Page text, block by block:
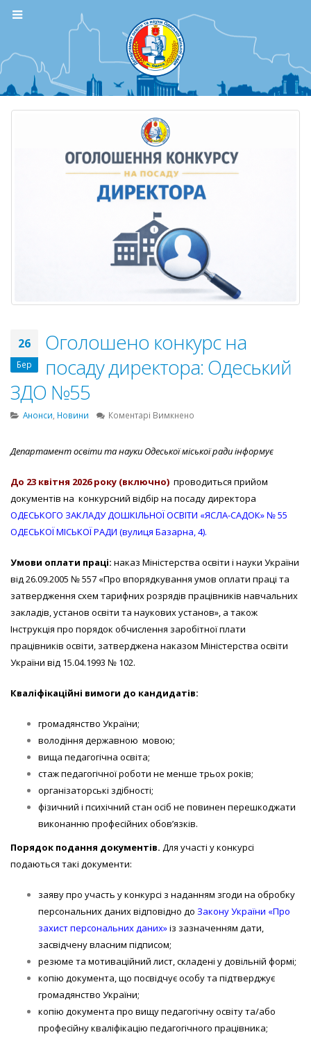
26
Бер
Оголошено конкурс на
посаду директора: Одеський
ЗДО №55
Анонси Новини Коментарі Вимкнено
на
директора:
Одеський
ЗДО
Департамент освіти та науки Одеської міської ради інформує
До 23 квітня 2026року (включно) проводиться прийом
документів на конкурсний відбір на посаду директора
ОДЕСЬКОГО ЗАКЛАДУ ДОШКІЛЬНОЇ ОСВІТИ «ЯСЛА-САДОК» № 55
ОДЕСЬКОЇ МІСЬКОЇ РАДИ (вулиця Базарна, 4).
Умови оплати праці: наказ Міністерства освіти і науки України
від 26.09.2005 № 557 «Про впорядкування умов оплати праці та
затвердження схем тарифних розрядів працівників навчальних
закладів, установ освіти та наукових установ», а також
Інструкція про порядок обчислення заробітної плати
працівників освіти, затверджена наказом Міністерства освіти
України від 15.04.1993 № 102.
Кваліфікаційні вимоги до кандидатів:
громадянство України;
володіння державною мовою;
вища педагогічна освіта;
стаж педагогічної роботи не менше трьох років;
організаторські здібності;
фізичний і психічний стан осіб не повинен перешкоджати
виконанню професійних обов’язків.
Порядок подання документів. Для участі у конкурсі
подаються такі документи:
заяву про участь у конкурсі з наданням згоди на обробку
персональних даних відповідно до Закону України «Про
захист персональних даних»із зазначенням дати,
засвідчену власним підписом;
резюме та мотиваційний лист, складені у довільній формі;
копію документа, що посвідчує особу та підтверджує
громадянство України;
копію документа про вищу педагогічну освіту та/або
професійну кваліфікацію педагогічного працівника;